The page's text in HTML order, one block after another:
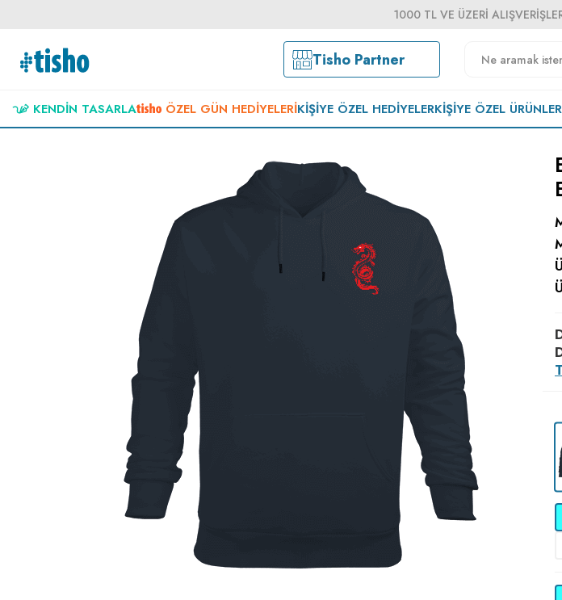
1000 TL VE ÜZERI
Tisho Partner
KENDIN TASARLA ÖZEL GÜN HEDIYELERIKIŞIYE ÖZEL HEDIYELERKIŞIYE ÖZEL ÜRÜNLER